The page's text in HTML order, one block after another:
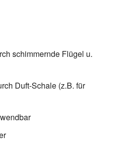
schimmernde Flügel u.
Duft-Schale (z.B. für